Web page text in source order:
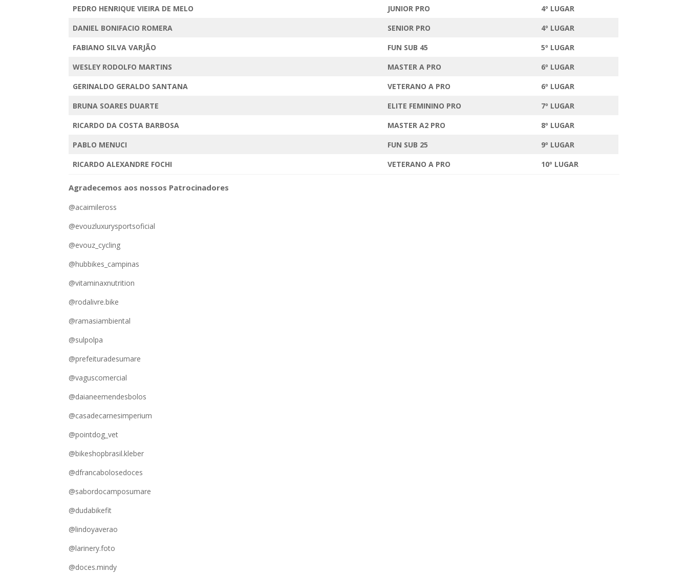
PEDRO HENRIQUE VIEIRA DE MELO
JUNIOR PRO
4º LUGAR
DANIEL BONIFACIO ROMERA
SENIOR PRO
4º LUGAR
FABIANO SILVA VARJÃO
FUN SUB 45
5º LUGAR
WESLEY RODOLFO MARTINS
MASTER A PRO
6º LUGAR
GERINALDO GERALDO SANTANA
VETERANO A PRO
6º LUGAR
BRUNA SOARES DUARTE
ELITE FEMININO PRO
7º LUGAR
RICARDO DA COSTA BARBOSA
MASTER A2 PRO
8º LUGAR
PABLO MENUCI
FUN SUB 25
9º LUGAR
RICARDO ALEXANDRE FOCHI
VETERANO A PRO 10º LUGAR
Agradecemos aos nossos Patrocinadores
@acaimileross
@evouzluxurysportsoficial
@evouz_cycling
@hubbikes_campinas
@vitaminaxnutrition
@rodalivre.bike
@ramasiambiental
@sulpolpa
@prefeituradesumare
@vaguscomercial
@daianeemendesbolos
@casadecarnesimperium
@pointdog_vet
@bikeshopbrasil.kleber
@dfrancabolosedoces
@sabordocamposumare
@dudabikefit
@lindoyaverao
@larinery.foto
@doces.mindy